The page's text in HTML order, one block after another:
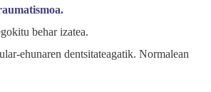
behar izatea.
ehunaren dentsitateagatik. Normalean